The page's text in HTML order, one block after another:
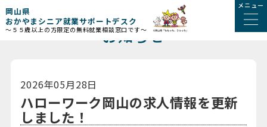
岡山県
おかやまシニア就業サポートデスク
～５５歳以上の方限定の無料就業相談窓口です～
メニュー
お知らせ
2026年05月28日
ハローワーク岡山の求人情報を更新
しました！